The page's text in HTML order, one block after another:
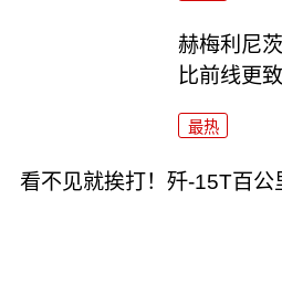
赫梅利尼
比前线更
最热
看不见就挨打！歼-15T百